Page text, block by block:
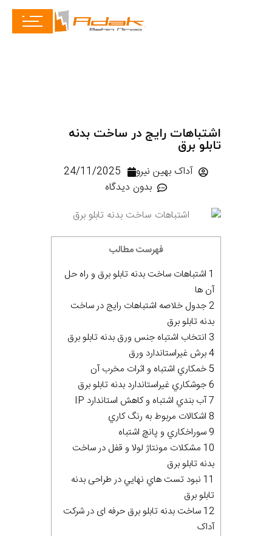
اشتباهات رایج در ساخت بدنه
تابلو برق
آداک بهین نیرو
24/11/2025
بدون دیدگاه
فهرست مطالب
1 اشتباهات ساخت بدنه تابلو برق و راه حل
آن ها
2 جدول خلاصه اشتباهات رايج در ساخت
بدنه تابلو برق
3 انتخاب اشتباه جنس ورق بدنه تابلو برق
4 برش غيراستاندارد ورق
5 خمکاري اشتباه و اثرات مخرب آن
6 جوشکاري غيراستاندارد بدنه تابلو برق
7 آب بندي اشتباه و کاهش استاندارد IP
8 اشکالات مربوط به رنگ کاري
9 سوراخکاري و پانچ اشتباه
10 مشکلات مونتاژ لولا و قفل در ساخت
بدنه تابلو برق
11 نبود تست هاي نهايي در طراحی بدنه
تابلو برق
12 ساخت بدنه تابلو برق حرفه ای در شرکت
آداک